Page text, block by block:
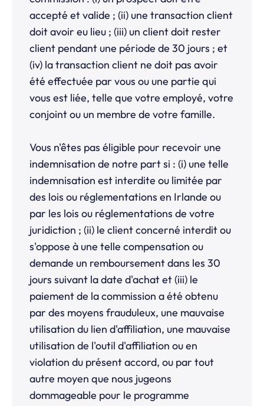
accepté et valide ; (ii) une transaction client
doit avoir eu lieu ; (iii) un client doit rester
client pendant une période de 30 jours ; et
(iv) la transaction client ne doit pas avoir
été effectuée par vous ou une partie qui
vous est liée, telle que votre employé, votre
conjoint ou un membre de votre famille.
Vous n'êtes pas éligible pour recevoir une
indemnisation de notre part si : (i) une telle
indemnisation est interdite ou limitée par
des lois ou réglementations en Irlande ou
par les lois ou réglementations de votre
juridiction ; (ii) le client concerné interdit ou
s'oppose à une telle compensation ou
demande un remboursement dans les 30
jours suivant la date d'achat et (iii) le
paiement de la commission a été obtenu
par des moyens frauduleux, une mauvaise
utilisation du lien d'affiliation, une mauvaise
utilisation de l'outil d'affiliation ou en
violation du présent accord, ou par tout
autre moyen que nous jugeons
dommageable pour le programme